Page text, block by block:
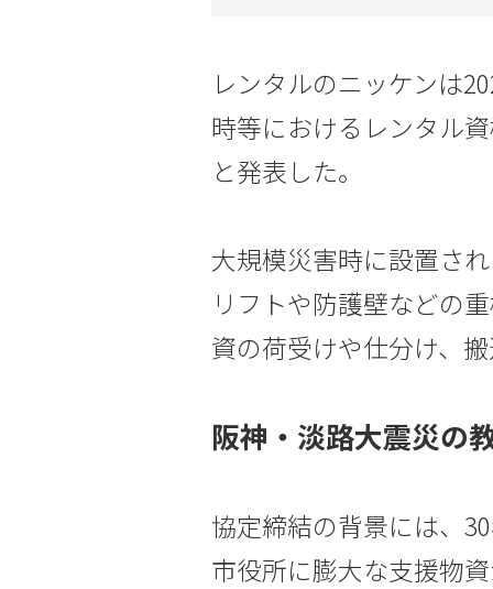
レンタルのニッケンは
時等におけるレンタル
と発表した。
大規模災害時に設置さ
リフトや防護壁などの
資の荷受けや仕分け、
阪神・淡路大震災の
協定締結の背景には、
市役所に膨大な支援物